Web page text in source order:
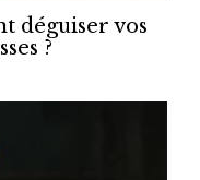
déguiser vos
?